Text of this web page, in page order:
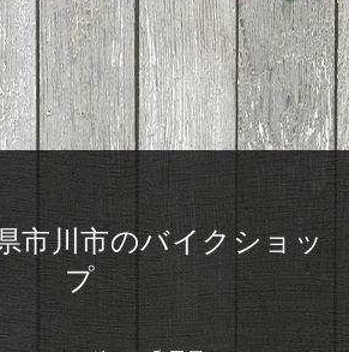
市川市のバイクショッ
プ